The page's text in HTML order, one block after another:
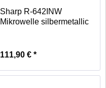
Sharp R-642INW
Mikrowelle silbermetallic
111,90 € *